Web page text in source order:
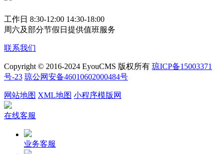
工作日 8:30-12:00 14:30-18:00
周六及部分节假日提供值班服务
联系我们
Copyright © 2016-2024 EyouCMS 版权所有 琼ICP备15003371
号-23 琼公网安备46010602000484号
网站地图 XML地图 小程序模版网
在线客服
业务客服